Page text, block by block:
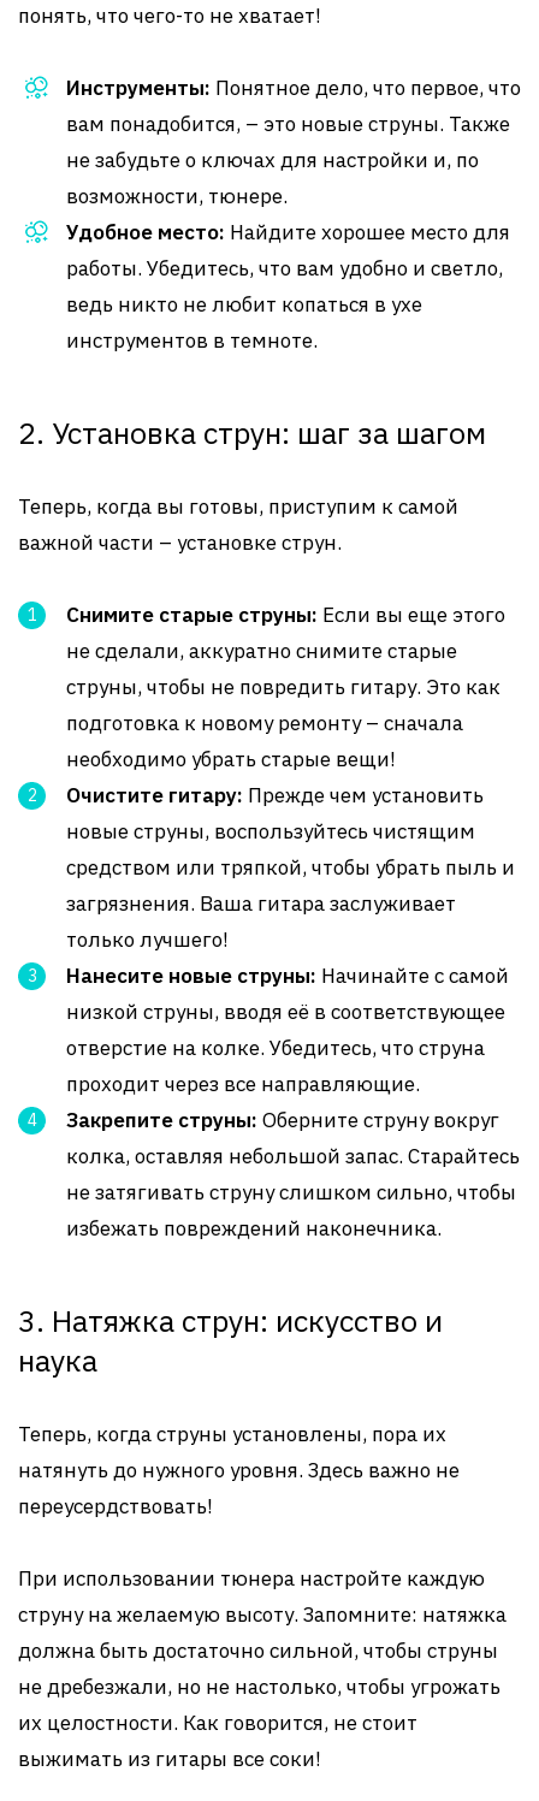
понять, что чего-то не хватает!
Инструменты: Понятное дело, что первое, что
вам понадобится, – это новые струны. Также
не забудьте о ключах для настройки и, по
возможности, тюнере.
Удобное место: Найдите хорошее место для
работы. Убедитесь, что вам удобно и светло,
ведь никто не любит копаться в ухе
инструментов в темноте.
2. Установка струн: шаг за шагом
Теперь, когда вы готовы, приступим к самой
важной части – установке струн.
Снимите старые струны: Если вы еще этого
не сделали, аккуратно снимите старые
струны, чтобы не повредить гитару. Это как
подготовка к новому ремонту – сначала
необходимо убрать старые вещи!
Очистите гитару: Прежде чем установить
новые струны, воспользуйтесь чистящим
средством или тряпкой, чтобы убрать пыль и
загрязнения. Ваша гитара заслуживает
только лучшего!
Нанесите новые струны: Начинайте с самой
низкой струны, вводя её в соответствующее
отверстие на колке. Убедитесь, что струна
проходит через все направляющие.
Закрепите струны: Оберните струну вокруг
колка, оставляя небольшой запас. Старайтесь
не затягивать струну слишком сильно, чтобы
избежать повреждений наконечника.
3. Натяжка струн: искусство и
наука
Теперь, когда струны установлены, пора их
натянуть до нужного уровня. Здесь важно не
переусердствовать!
При использовании тюнера настройте каждую
струну на желаемую высоту. Запомните: натяжка
должна быть достаточно сильной, чтобы струны
не дребезжали, но не настолько, чтобы угрожать
их целостности. Как говорится, не стоит
выжимать из гитары все соки!